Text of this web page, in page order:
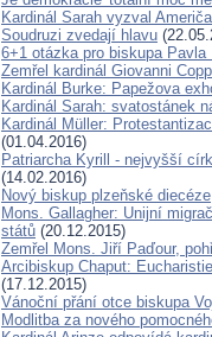
Kardinál Sarah vyzval
Soudruzi zvedají hlavu
6+1 otázka pro biskupa Pavla
Zemřel kardinál Giovanni
Kardinál Burke: Papežova
Kardinál Sarah: svatostánek
Kardinál Müller:
(01.04.2016)
Patriarcha Kyrill - nejvyšší
(14.02.2016)
Nový biskup plzeňské diecéze
Mons. Gallagher: Unijní
států (20.12.2015)
Zemřel Mons. Jiří Paďour,
Arcibiskup Chaput:
(17.12.2015)
Vánoční přání otce biskupa
Modlitba za nového